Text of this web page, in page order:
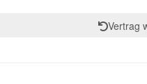
Vertrag